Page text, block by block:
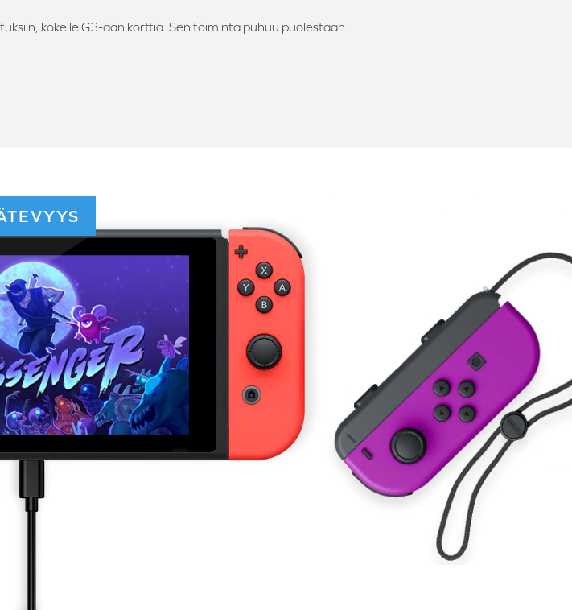
kokeile G3-äänikorttia. Sen toiminta puhuu puolestaan.